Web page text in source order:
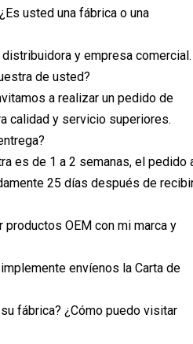
usted una fábrica o una
y empresa comercial.
de usted?
a realizar un pedido de
calidad y servicio superiores.
es de 1 a 2 semanas, el pedido
25 días después de
productos OEM con mi marca y
envíenos la Carta de
fábrica? ¿Cómo puedo visitar